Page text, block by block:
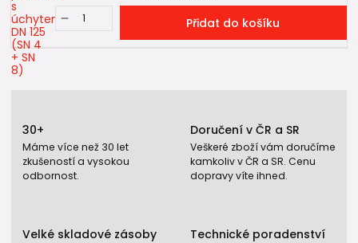
Přidat do košíku
30+
Máme více než 30 let
zkušeností a vysokou
odbornost.
Doručení v ČR a SR
Veškeré zboží vám doručíme
kamkoliv v ČR a SR. Cenu
dopravy víte ihned.
Velké skladové zásoby Technické poradenství